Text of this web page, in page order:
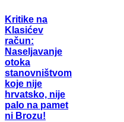
Kritike na
Klasićev
račun:
Naseljavanje
otoka
stanovništvom
koje nije
hrvatsko, nije
palo na pamet
ni Brozu!